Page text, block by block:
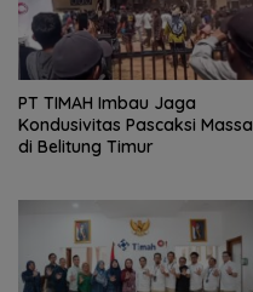
PT TIMAH Imbau Jaga
Kondusivitas Pascaksi Massa
di Belitung Timur